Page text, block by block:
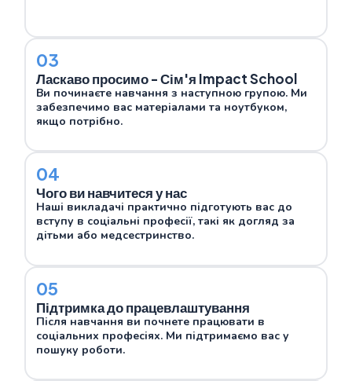
03
Ласкаво просимо - Сім'я Impact School
Ви починаєте навчання з наступною групою. Ми
забезпечимо вас матеріалами та ноутбуком,
якщо потрібно.
04
Чого ви навчитеся у нас
Наші викладачі практично підготують вас до
вступу в соціальні професії, такі як догляд за
дітьми або медсестринство.
05
Підтримка до працевлаштування
Після навчання ви почнете працювати в
соціальних професіях. Ми підтримаємо вас у
пошуку роботи.